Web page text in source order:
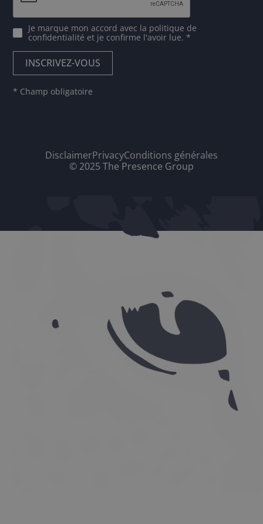
Je marque mon accord avec la politique de
confidentialité et je confirme l'avoir lue. *
* Champ obligatoire
DisclaimerPrivacyConditions générales
© 2025 The Presence Group